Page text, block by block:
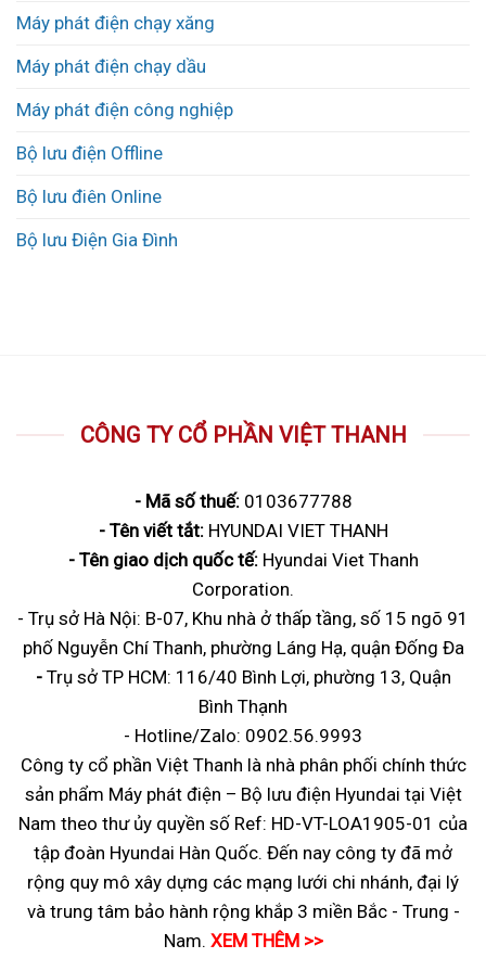
Máy phát điện chạy xăng
Máy phát điện chạy dầu
Máy phát điện công nghiệp
Bộ lưu điện Offline
Bộ lưu điên Online
Bộ lưu Điện Gia Đình
CÔNG TY CỔ PHẦN VIỆT THANH
- Mã số thuế:0103677788
- Tên viết tắt:HYUNDAI VIET THANH
- Tên giao dịch quốc tế:Hyundai Viet Thanh
Corporation.
- Trụ sở Hà Nội: B-07, Khu nhà ở thấp tầng, số 15 ngõ 91
phố Nguyễn Chí Thanh, phường Láng Hạ, quận Đống Đa
- Trụ sở TP HCM: 116/40 Bình Lợi, phường 13, Quận
Bình Thạnh
- Hotline/Zalo: 0902.56.9993
Công ty cổ phần Việt Thanh là nhà phân phối chính thức
sản phẩm Máy phát điện – Bộ lưu điện Hyundai tại Việt
Nam theo thư ủy quyền số Ref: HD-VT-LOA1905-01 của
tập đoàn Hyundai Hàn Quốc. Đến nay công ty đã mở
rộng quy mô xây dựng các mạng lưới chi nhánh, đại lý
và trung tâm bảo hành rộng khắp 3 miền Bắc - Trung -
Nam. XEM THÊM >>